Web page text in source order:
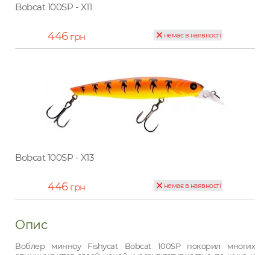
Bobcat 100SP - X11
446грн немає в наявності
Bobcat 100SP - X13
446грн немає в наявності
Опис
Воблер минноу Fishycat Bobcat 100SP покорил многих